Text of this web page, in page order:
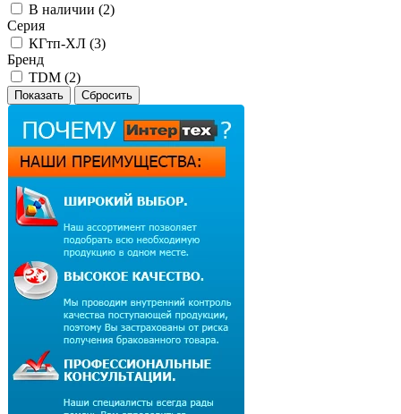
В наличии (2)
Серия
КГтп-ХЛ (3)
Бренд
TDM (2)